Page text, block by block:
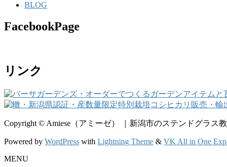
BLOG
FacebookPage
リンク
Copyright © Amiese（アミーゼ） ｜新潟市のステンドグラス
Powered by WordPress with Lightning Theme & VK All in One
MENU